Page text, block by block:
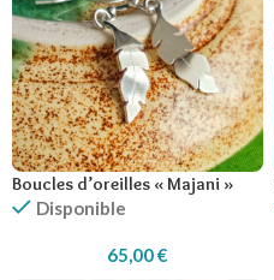
Boucles d’oreilles « Majani »
Disponible
65,00€